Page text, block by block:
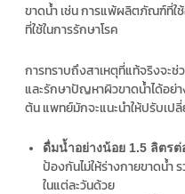
ขาดน้ำ เช่น การแพ้ผลิตภัณฑ์ที่
ที่ใช้ในการรักษาโรค
การทราบถึงสาเหตุที่แท้จริงจะช่
และรักษาปัญหาผิวขาดน้ำได้อย่
ต้น แพทย์มักจะแนะนำให้ปรับเ
ดื่มน้ำอย่างน้อย 1.5 ลิตรต่
ป้องกันไม่ให้ร่างกายขาดน้ำ
ในแต่ละวันด้วย